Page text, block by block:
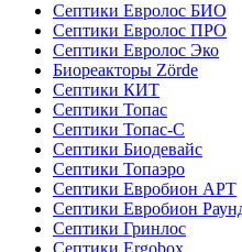
Септики Евролос БИО
Септики Евролос ПРО
Септики Евролос Эко
Биореакторы Zörde
Септики КИТ
Септики Топас
Септики Топас-С
Септики Биодевайс
Септики Топаэро
Септики Евробион АРТ
Септики Евробион
Септики Гринлос